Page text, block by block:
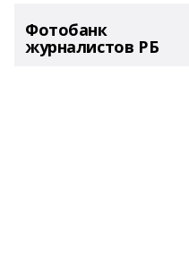
Фотобанк
журналистов РБ